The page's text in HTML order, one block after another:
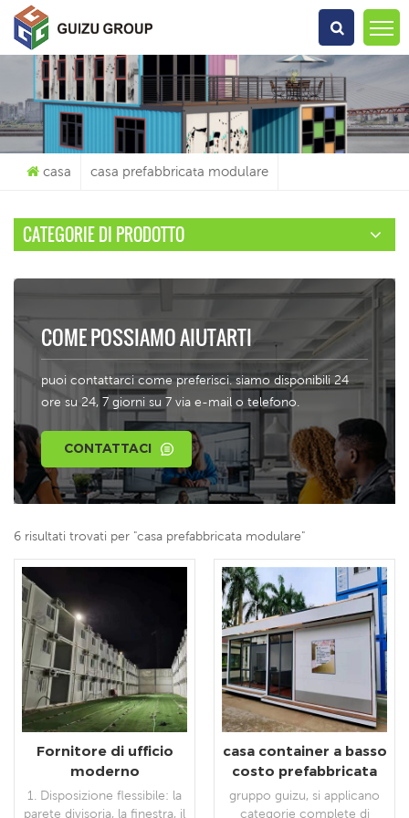
Che Cosa Sta Cercando?
casa casa prefabbricata modulare
CATEGORIE DI PRODOTTO
COME POSSIAMO AIUTARTI
puoi contattarci come preferisci. siamo disponibili 24
ore su 24, 7 giorni su 7 via e-mail o telefono.
CONTATTACI
6 risultati trovati per "casa prefabbricata modulare"
Fornitore di ufficio
moderno
prefabbricato per la
casa container flat
1. Disposizione flessibile: la
parete divisoria, la finestra, il
casa container a basso
costo prefabbricata
casa per ufficio
container mobile con
gruppo guizu, si applicano
categorie complete di